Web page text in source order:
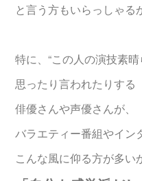
と言う方もいらっしゃる
特に、“この人の演技素晴
思ったり言われたりする
俳優さんや声優さんが、
バラエティー番組やイン
こんな風に仰る方が多い